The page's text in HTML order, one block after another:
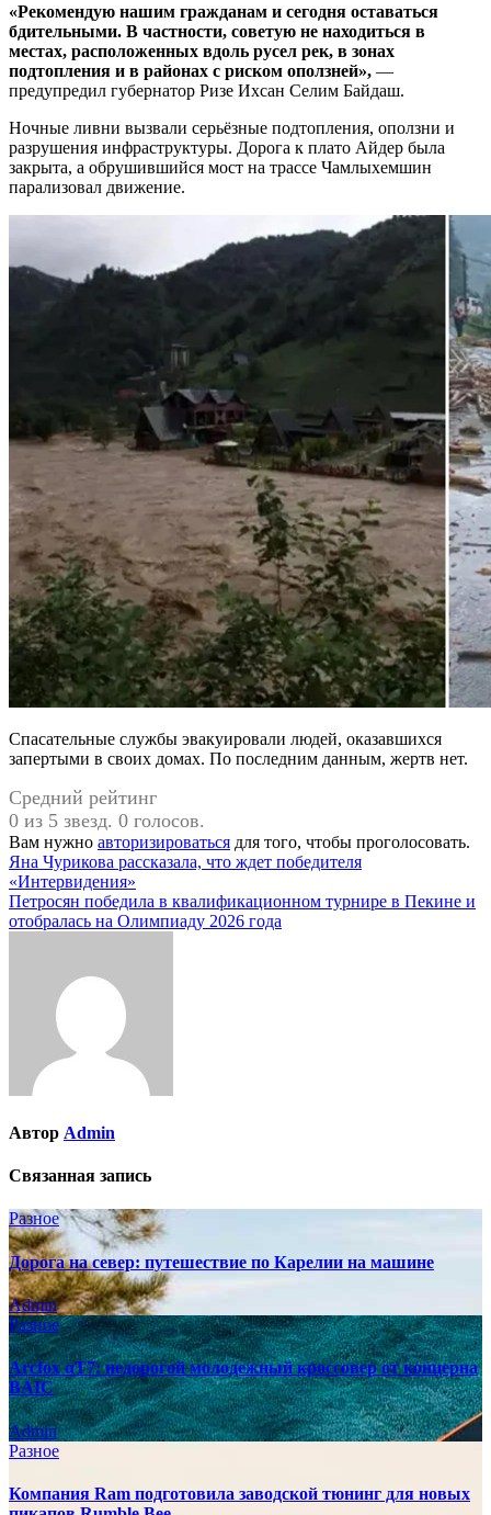
«Рекомендую нашим гражданам и сегодня оставаться
бдительными. В частности, советую не находиться в
местах, расположенных вдоль русел рек, в зонах
подтопления и в районах с риском оползней», —
предупредил губернатор Ризе Ихсан Селим Байдаш.
Ночные ливни вызвали серьёзные подтопления, оползни и
разрушения инфраструктуры. Дорога к плато Айдер была
закрыта, а обрушившийся мост на трассе Чамлыхемшин
парализовал движение.
Спасательные службы эвакуировали людей, оказавшихся
запертыми в своих домах. По последним данным, жертв нет.
Средний рейтинг
0 из 5 звезд. 0 голосов.
Вам нужно авторизироваться для того, чтобы проголосовать.
Навигация
по
записям
Яна Чурикова рассказала, что ждет победителя
«Интервидения»
Петросян победила в квалификационном турнире в Пекине и
отобралась на Олимпиаду 2026 года
Автор Admin
Связанная запись
Разное
Дорога на север: путешествие по Карелии на машине
Admin
Разное
Arcfox αT7: недорогой молодежный кроссовер от концерна
BAIC
Admin
Разное
Компания Ram подготовила заводской тюнинг для новых